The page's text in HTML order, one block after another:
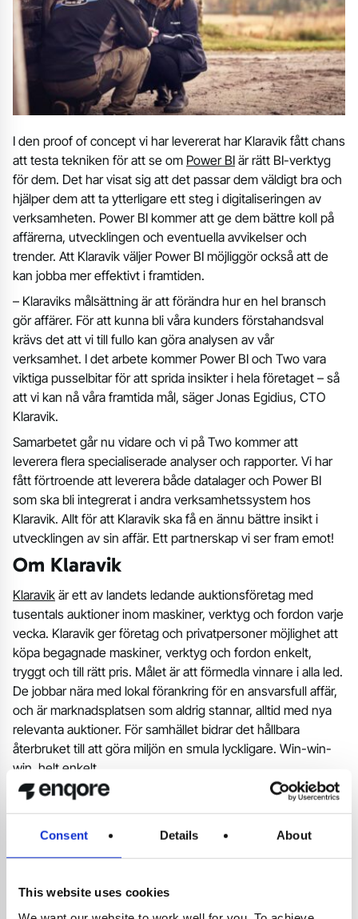
Consent Details About
This website uses cookies
I den proof of concept vi har levererat har Klaravik fått chans
att testa tekniken för att se om Power BI är rätt BI-verktyg
för dem. Det har visat sig att det passar dem väldigt bra och
hjälper dem att ta ytterligare ett steg i digitaliseringen av
verksamheten. Power BI kommer att ge dem bättre koll på
affärerna, utvecklingen och eventuella avvikelser och
trender. Att Klaravik väljer Power BI möjliggör också att de
kan jobba mer effektivt i framtiden.
– Klaraviks målsättning är att förändra hur en hel bransch
gör affärer. För att kunna bli våra kunders förstahandsval
krävs det att vi till fullo kan göra analysen av vår
verksamhet. I det arbete kommer Power BI och Two vara
viktiga pusselbitar för att sprida insikter i hela företaget – så
att vi kan nå våra framtida mål, säger Jonas Egidius, CTO
Klaravik.
Samarbetet går nu vidare och vi på Two kommer att
leverera flera specialiserade analyser och rapporter. Vi har
fått förtroende att leverera både datalager och Power BI
som ska bli integrerat i andra verksamhetssystem hos
Klaravik. Allt för att Klaravik ska få en ännu bättre insikt i
utvecklingen av sin affär. Ett partnerskap vi ser fram emot!
Om Klaravik
Klaravik är ett av landets ledande auktionsföretag med
tusentals auktioner inom maskiner, verktyg och fordon varje
vecka. Klaravik ger företag och privatpersoner möjlighet att
köpa begagnade maskiner, verktyg och fordon enkelt,
tryggt och till rätt pris. Målet är att förmedla vinnare i alla led.
De jobbar nära med lokal förankring för en ansvarsfull affär,
och är marknadsplatsen som aldrig stannar, alltid med nya
relevanta auktioner. För samhället bidrar det hållbara
återbruket till att göra miljön en smula lyckligare. Win-win-
win, helt enkelt.
Proof of concept från Enqore
för just er? Då kan vi ta fram ett proof of concept även för
dig.